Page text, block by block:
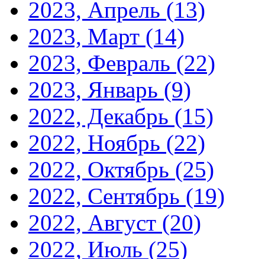
2023, Апрель (13)
2023, Март (14)
2023, Февраль (22)
2023, Январь (9)
2022, Декабрь (15)
2022, Ноябрь (22)
2022, Октябрь (25)
2022, Сентябрь (19)
2022, Август (20)
2022, Июль (25)